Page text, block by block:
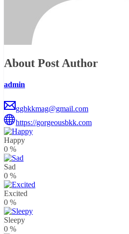
About Post Author
admin
ggbkkmag@gmail.com
https://gorgeousbkk.com
Happy
0 %
Sad
0 %
Excited
0 %
Sleepy
0 %